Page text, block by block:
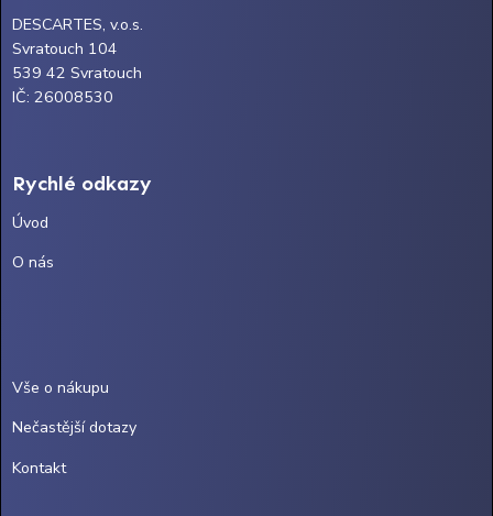
DESCARTES, v.o.s.
Svratouch 104
539 42 Svratouch
IČ: 26008530
Rychlé odkazy
Úvod
O nás
Vše o nákupu
Nečastější dotazy
Kontakt